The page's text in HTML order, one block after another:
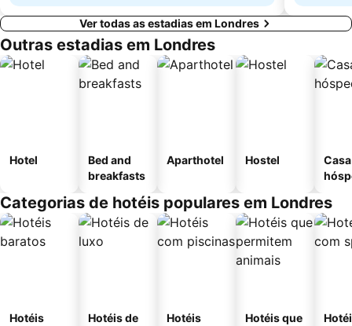
Ver todas as estadias em Londres
Outras estadias em Londres
Hotel
Bed and
breakfasts
Aparthotel Hostel
Categorias de hotéis populares em Londres
Hotéis
Hotéis de
Hotéis
Hotéis que